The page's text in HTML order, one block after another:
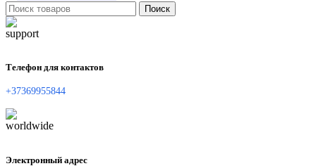
Поиск
Телефон для контактов
+37369955844
Электронный адрес